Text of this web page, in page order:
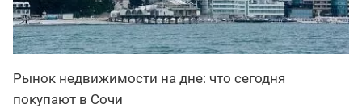
Рынок недвижимости на дне: что сегодня
покупают в Сочи